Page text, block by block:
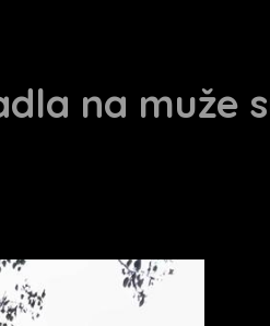
na muže